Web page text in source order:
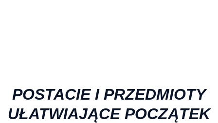
POSTACIE I PRZEDMIOTY
UŁATWIAJĄCE POCZĄTEK